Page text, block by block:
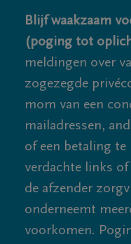
Blijf waakzaam
(poging tot
meldingen over
zogezegde
mom van een
mailadressen,
of een betaling
verdachte links
de afzender
onderneemt
voorkomen.